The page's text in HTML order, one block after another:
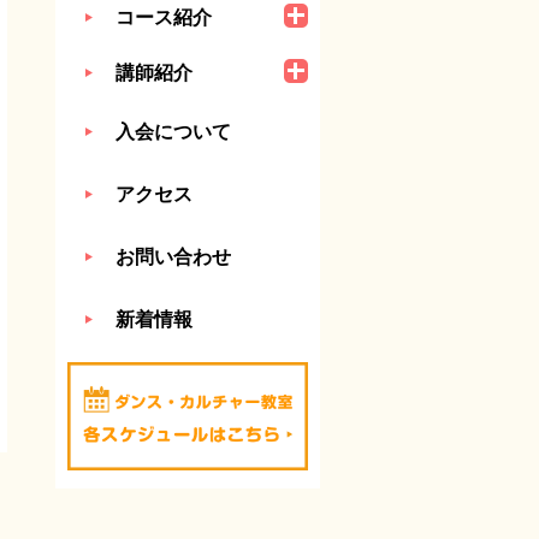
コース紹介
講師紹介
入会について
アクセス
お問い合わせ
新着情報